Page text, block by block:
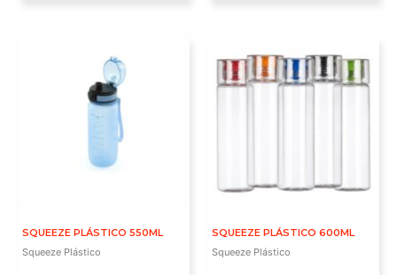
SQUEEZE PLÁSTICO 550ML
Squeeze Plástico
SQUEEZE PLÁSTICO 600ML
Squeeze Plástico